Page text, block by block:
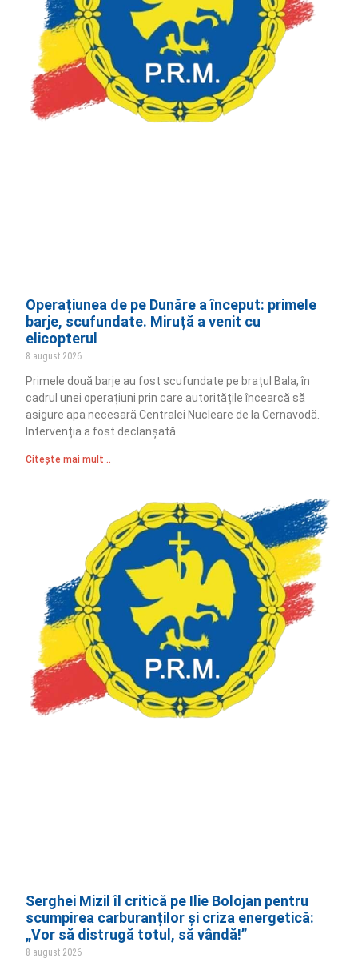
Operațiunea de pe Dunăre a început: primele
barje, scufundate. Miruță a venit cu
elicopterul
8 august 2026
Primele două barje au fost scufundate pe brațul Bala, în
cadrul unei operațiuni prin care autoritățile încearcă să
asigure apa necesară Centralei Nucleare de la Cernavodă.
Intervenția a fost declanșată
Citește mai mult ..
Serghei Mizil îl critică pe Ilie Bolojan pentru
scumpirea carburanților și criza energetică:
„Vor să distrugă totul, să vândă!”
8 august 2026